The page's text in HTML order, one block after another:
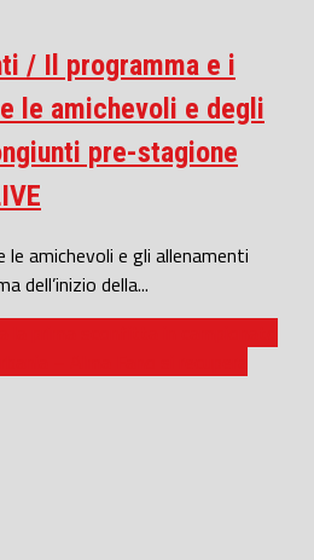
/ Il programma e i
le amichevoli e degli
pre-stagione
amichevoli e gli allenamenti
dell’inizio della...